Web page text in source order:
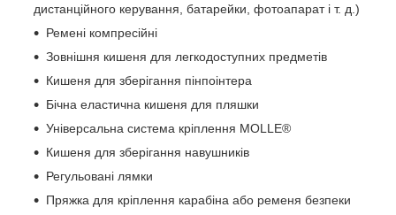
дистанційного керування, батарейки, фотоапарат і т. д.)
Ремені компресійні
Зовнішня кишеня для легкодоступних предметів
Кишеня для зберігання пінпоінтера
Бічна еластична кишеня для пляшки
Універсальна система кріплення MOLLE®
Кишеня для зберігання навушників
Регульовані лямки
Пряжка для кріплення карабіна або ременя безпеки